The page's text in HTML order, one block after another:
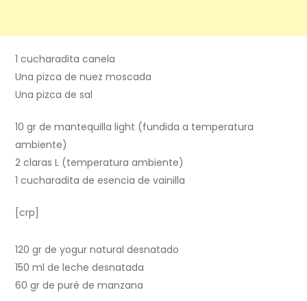
1 cucharadita canela
Una pizca de nuez moscada
Una pizca de sal
10 gr de mantequilla light (fundida a temperatura
ambiente)
2 claras L (temperatura ambiente)
1 cucharadita de esencia de vainilla
[crp]
120 gr de yogur natural desnatado
150 ml de leche desnatada
60 gr de puré de manzana